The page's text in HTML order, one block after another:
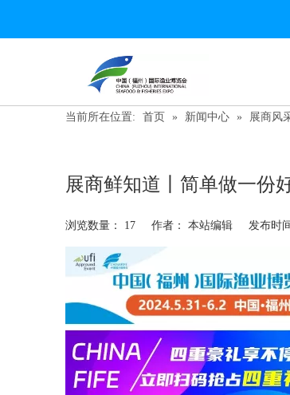
当前所在位置: 首页 » 新闻中心 » 展商风
展商鲜知道丨简单做一份
浏览数量： 17 作者： 本站编辑 发布时
["wechat","weibo","qzone","douban","email"]